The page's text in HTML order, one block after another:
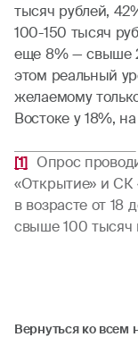
тысяч рублей,
100-150 тысяч
еще 8% — свыше
этом реальный
желаемому
Востоке у 18%,
[1] Опрос
«Открытие» и СК
в возрасте от 18
свыше 100 тысяч
Вернуться ко всем